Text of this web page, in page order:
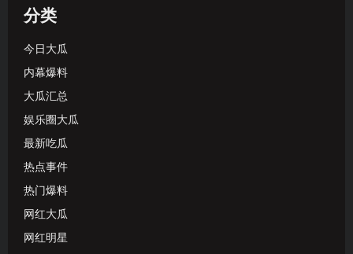
分类
今日大瓜
内幕爆料
大瓜汇总
娱乐圈大瓜
最新吃瓜
热点事件
热门爆料
网红大瓜
网红明星